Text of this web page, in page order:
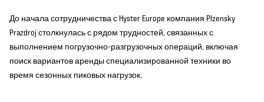
До начала сотрудничества с Hyster Europe компания Plzensky
Prazdroj столкнулась с рядом трудностей, связанных с
выполнением погрузочно-разгрузочных операций, включая
поиск вариантов аренды специализированной техники во
время сезонных пиковых нагрузок.